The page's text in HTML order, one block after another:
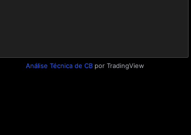
Análise Técnica de CBpor TradingView